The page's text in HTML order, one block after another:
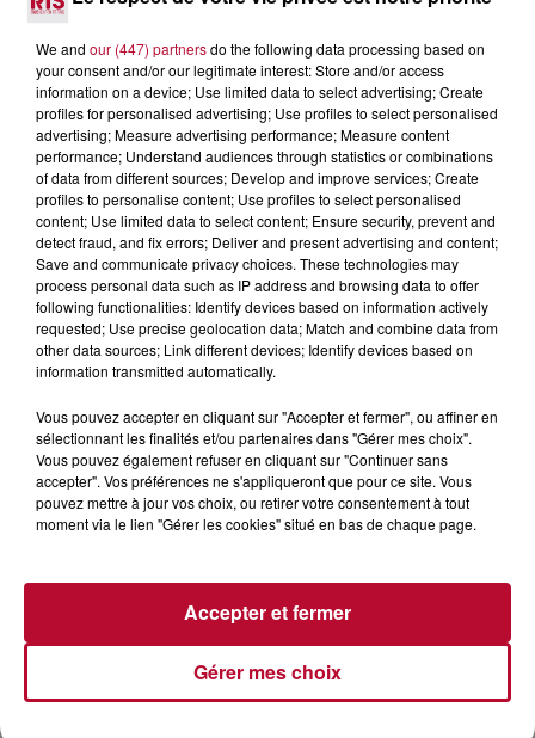
4 août 2026
HÉRAULT, PYRÉNÉES-ORIENTALES : TROIS
SPOTS DE SNORKELING À EXPLORER...
Pas besoin de bouteilles de plongée lourdes ni de diplômes
complexes pour observer la vie sous-marine. Cet été, un
masque, un tuba et une paire de palmes...
We and our (447) partnersdo the following data processing based on
your consent and/or our legitimate interest: Store and/or access
information on a device; Use limited data to select advertising; Create
profiles for personalised advertising; Use profiles to select personalised
advertising; Measure advertising performance; Measure content
performance; Understand audiences through statistics or combinations
of data from different sources; Develop and improve services; Create
profiles to personalise content; Use profiles to select personalised
content; Use limited data to select content; Ensure security, prevent and
detect fraud, and fix errors; Deliver and present advertising and content;
Save and communicate privacy choices. These technologies may
process personal data such as IP address and browsing data to offer
following functionalities: Identify devices based on information actively
requested; Use precise geolocation data; Match and combine data from
other data sources; Link different devices; Identify devices based on
information transmitted automatically.
Vous pouvez accepter en cliquant sur "Accepter et fermer", ou affiner en
sélectionnant les finalités et/ou partenaires dans "Gérer mes choix".
Vous pouvez également refuser en cliquant sur "Continuer sans
accepter". Vos préférences ne s'appliqueront que pour ce site. Vous
pouvez mettre à jour vos choix, ou retirer votre consentement à tout
moment via le lien "Gérer les cookies" situé en bas de chaque page.
Gérer mes choix
Accepter et fermer